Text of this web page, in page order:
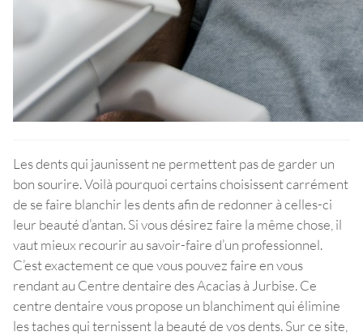
Les dents qui jaunissent ne permettent pas de garder un
bon sourire. Voilà pourquoi certains choisissent carrément
de se faire blanchir les dents afin de redonner à celles-ci
leur beauté d’antan. Si vous désirez faire la même chose, il
vaut mieux recourir au savoir-faire d’un professionnel.
C’est exactement ce que vous pouvez faire en vous
rendant au Centre dentaire des Acacias à Jurbise. Ce
centre dentaire vous propose un blanchiment qui élimine
les taches qui ternissent la beauté de vos dents. Sur ce site,